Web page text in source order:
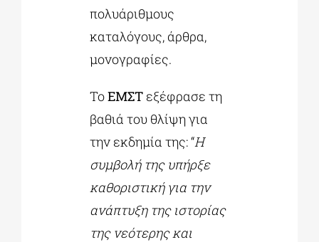
πολυάριθμους
καταλόγους, άρθρα,
μονογραφίες.
ΤοΕΜΣΤεξέφρασε τη
βαθιά του θλίψη για
την εκδημία της: “Η
συμβολή της υπήρξε
καθοριστική για την
ανάπτυξη της ιστορίας
της νεότερης και